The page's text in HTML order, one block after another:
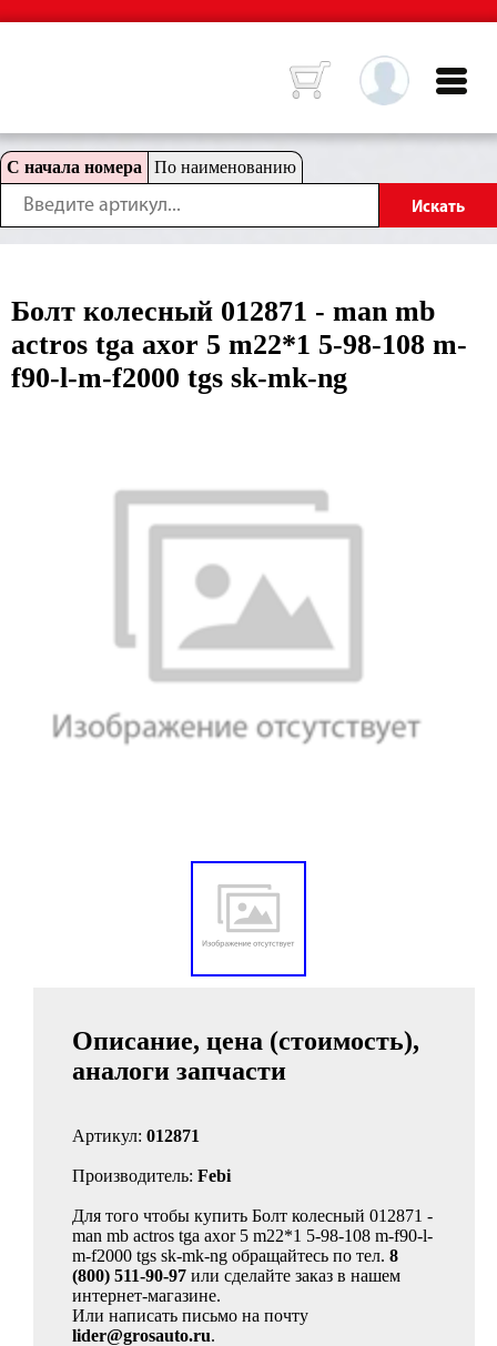
С начала номера По наименованию
Болт колесный 012871 - man mb
actros tga axor 5 m22*1 5-98-108 m-
f90-l-m-f2000 tgs sk-mk-ng
Описание, цена (стоимость),
аналоги запчасти
Артикул: 012871
Производитель: Febi
Для того чтобы купить Болт колесный 012871 -
man mb actros tga axor 5 m22*1 5-98-108 m-f90-l-
m-f2000 tgs sk-mk-ng обращайтесь по тел. 8
(800) 511-90-97 или сделайте заказ в нашем
интернет-магазине.
Или написать письмо на почту
lider@grosauto.ru.